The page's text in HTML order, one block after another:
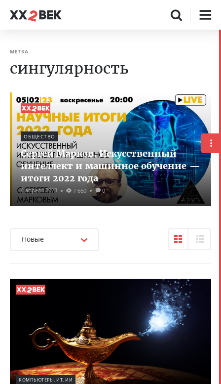
МЕТКА
сингулярность
ОБЩЕСТВО
Сергей Марков. Искусственный
интеллект и машинное обучение —
итоги 2022 года
4 апреля 2023 7 660 0
Новые
КОМПЬЮТЕРЫ, ИТ, ИИ